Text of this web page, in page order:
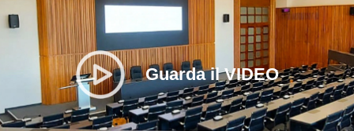
Guarda il VIDEO